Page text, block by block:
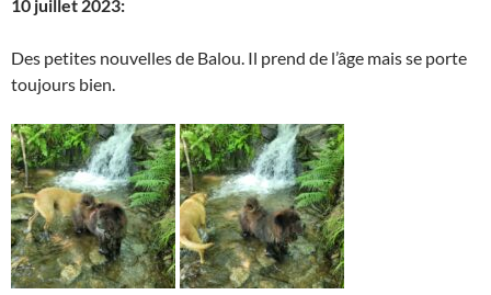
10 juillet 2023:
Des petites nouvelles de Balou. Il prend de l’âge mais se porte
toujours bien.